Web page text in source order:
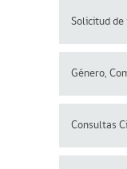
Solicitud de
Género,
Consultas